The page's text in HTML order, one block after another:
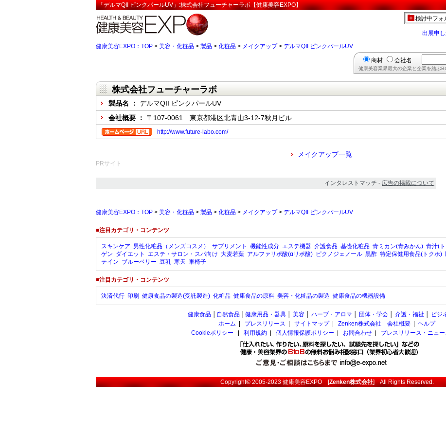
「デルマQII ピンクパールUV」:株式会社フューチャーラボ【健康美容EXPO】
検討中フォ
出展申
健康美容EXPO：TOP > 美容・化粧品 > 製品 > 化粧品 > メイクアップ> デルマQII ピンクパールUV
商材 会社名
健康美容業界最大の企業と企業を結ぶ
株式会社フューチャーラボ
製品名 ： デルマQII ピンクパールUV
会社概要 ： 〒107-0061 東京都港区北青山3-12-7秋月ビル
http://www.future-labo.com/
メイクアップ一覧
PRサイト
インタレストマッチ - 広告の掲載について
健康美容EXPO：TOP > 美容・化粧品 > 製品 > 化粧品 > メイクアップ> デルマQII ピンクパールUV
■注目カテゴリ・コンテンツ
スキンケア 男性化粧品（メンズコスメ） サプリメント 機能性成分 エステ機器 介護食品 基礎化粧品 青ミカン(青みかん) 青汁(
ゲン ダイエット エステ・サロン・スパ向け 大麦若葉 アルファリポ酸(αリポ酸) ピクノジェノール 黒酢 特定保健用食品(トクホ)
テイン ブルーベリー 豆乳 寒天 車椅子
■注目カテゴリ・コンテンツ
決済代行 印刷 健康食品の製造(受託製造) 化粧品 健康食品の原料 美容・化粧品の製造 健康食品の機器設備
健康食品 自然食品 健康用品・器具 美容 ハーブ・アロマ 団体・学会 介護・福祉
ビジ
ホーム
プレスリリース サイトマップ| Zenken株式会社 会社概要
ヘルプ
Cookieポリシー
利用規約 個人情報保護ポリシー お問合わせ プレスリリース・ニュ
Copyright© 2005-2023健康美容EXPO[Zenken株式会社] All Rights Reserved.